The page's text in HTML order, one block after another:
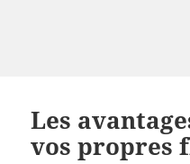
Les
vos propres